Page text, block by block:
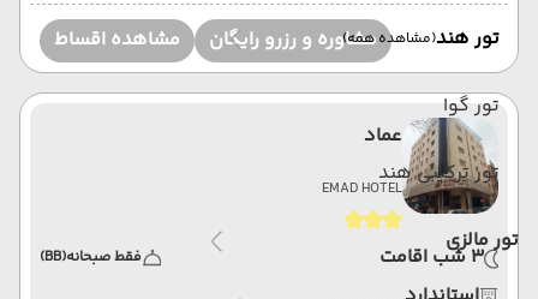
تور هند(مشاهده همه)
تور گوا
تور ترکیبی هند
تور مالزی
مشاوره و رزرو رایگان
مشاهده اقساط
عماد
EMAD HOTEL
3 شب اقامت فقط صبحانه(BB)